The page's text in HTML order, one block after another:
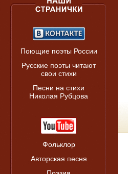
Поющие поэты России
Русские поэты читают
свои стихи
Песни на стихи
Николая Рубцова
Фольклор
Авторская песня